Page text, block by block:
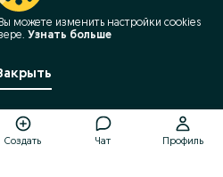
Создать Чат Профиль
можете изменить настройки cookies
Узнать больше